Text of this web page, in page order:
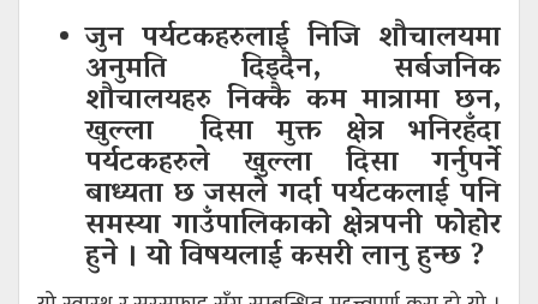
जुन पर्यटकहरुलाई निजि शौचालयमा
अनुमति दिइदैन, सर्बजनिक
शौचालयहरु निक्कै कम मात्रामा छन,
खुल्ला दिसा मुक्त क्षेत्र भनिरहँदा
पर्यटकहरुले खुल्ला दिसा गर्नुपर्ने
बाध्यता छ जसले गर्दा पर्यटकलाई पनि
समस्या गाउँपालिकाको क्षेत्रपनी फोहोर
हुने । यो विषयलाई कसरी लानु हुन्छ ?